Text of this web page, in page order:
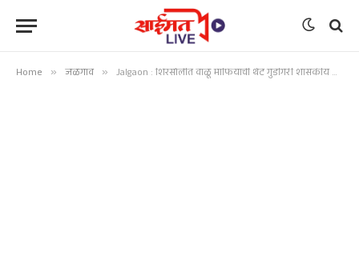
Home » जळगाव » Jalgaon : शिरसोलीत वाळू माफियांची थेट गुंडगिरी शासकीय कारवाईत गंभीर अडथळा